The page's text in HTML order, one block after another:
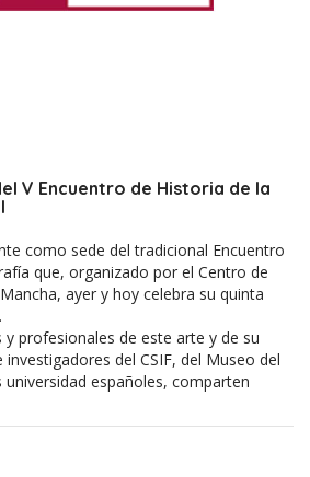
V Encuentro de Historia de la
como sede del tradicional Encuentro
que, organizado por el Centro de
ayer y hoy celebra su quinta
profesionales de este arte y de su
del CSIF, del Museo del
españoles, comparten